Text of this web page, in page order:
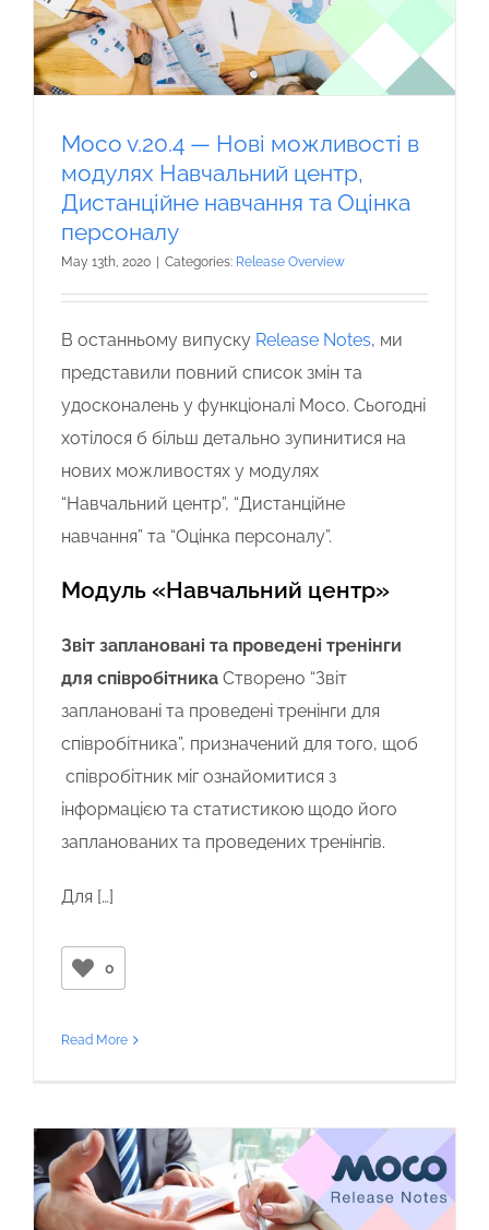
Moco v.20.4 — Нові можливості в
модулях Навчальний центр,
Дистанційне навчання та Оцінка
персоналу
May 13th, 2020 | Categories: Release Overview
В останньому випуску Release Notes, ми
представили повний список змін та
удосконалень у функціоналі Moco. Сьогодні
хотілося б більш детально зупинитися на
нових можливостях у модулях
“Навчальний центр”, “Дистанційне
навчання” та “Оцінка персоналу”.
Модуль «Навчальний центр»
Звіт заплановані та проведені тренінги
для співробітника Створено “Звіт
заплановані та проведені тренінги для
співробітника”, призначений для того, щоб
співробітник міг ознайомитися з
інформацією та статистикою щодо його
запланованих та проведених тренінгів.
Для […]
0
Read More